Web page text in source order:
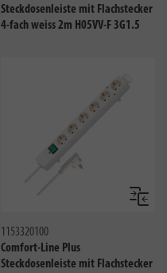
Steckdosenleiste mit Flachstecker
4-fach weiss 2m H05VV-F 3G1.5
1153320100
Comfort-Line Plus
Steckdosenleiste mit Flachstecker